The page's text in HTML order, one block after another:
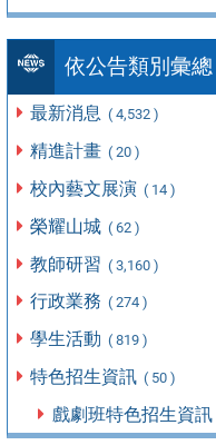
依公告類別彙總
最新消息 ( 4,532 )
精進計畫 ( 20 )
校內藝文展演 ( 14 )
榮耀山城 ( 62 )
教師研習 ( 3,160 )
行政業務 ( 274 )
學生活動 ( 819 )
特色招生資訊 ( 50 )
戲劇班特色招生資訊